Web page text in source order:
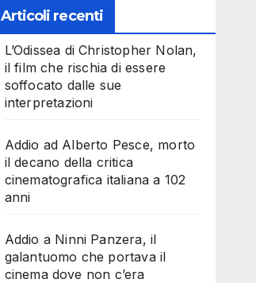
Articoli recenti
L’Odissea di Christopher Nolan,
il film che rischia di essere
soffocato dalle sue
interpretazioni
Addio ad Alberto Pesce, morto
il decano della critica
cinematografica italiana a 102
anni
Addio a Ninni Panzera, il
galantuomo che portava il
cinema dove non c’era